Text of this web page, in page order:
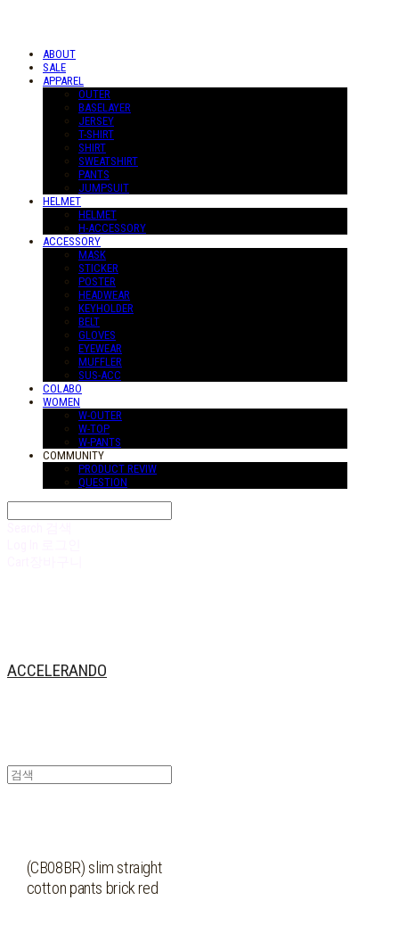
ABOUT
SALE
APPAREL
OUTER
BASELAYER
JERSEY
T-SHIRT
SHIRT
SWEATSHIRT
PANTS
JUMPSUIT
HELMET
HELMET
H-ACCESSORY
ACCESSORY
MASK
STICKER
POSTER
HEADWEAR
KEYHOLDER
BELT
GLOVES
EYEWEAR
MUFFLER
SUS-ACC
COLABO
WOMEN
W-OUTER
W-TOP
W-PANTS
COMMUNITY
PRODUCT REVIW
QUESTION
ACCELERANDO
(CB08BR) slim straight
cotton pants brick red